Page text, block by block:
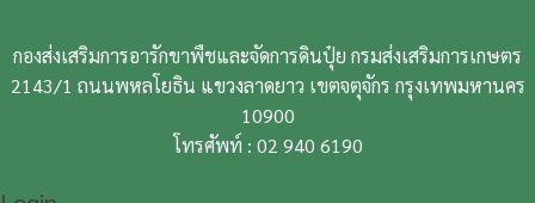
กองส่งเสริมการอารักขาพืชและจัดการดินปุ๋ย กรมส่งเสริมการเกษตร
2143/1 ถนนพหลโยธิน แขวงลาดยาว เขตจตุจักร กรุงเทพมหานคร
10900
โทรศัพท์ : 02 940 6190